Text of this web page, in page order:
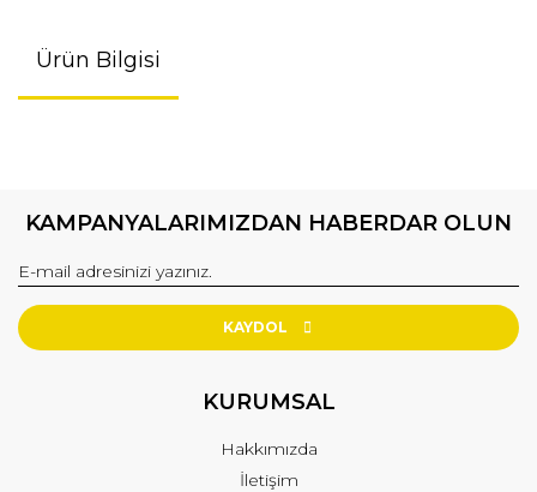
Ürün Bilgisi
KAMPANYALARIMIZDAN HABERDAR OLUN
KAYDOL
KURUMSAL
Hakkımızda
İletişim